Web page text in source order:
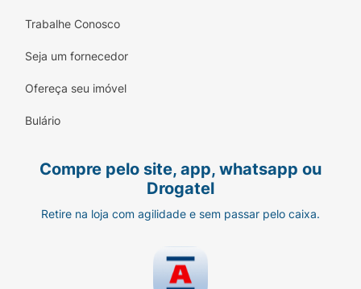
Trabalhe Conosco
Seja um fornecedor
Ofereça seu imóvel
Bulário
Compre pelo site, app, whatsapp ou
Drogatel
Retire na loja com agilidade e sem passar pelo caixa.